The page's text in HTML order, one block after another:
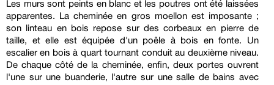
Les murs sont peints en blanc et les poutres ont été laissées
apparentes. La cheminée en gros moellon est imposante ;
son linteau en bois repose sur des corbeaux en pierre de
taille, et elle est équipée d'un poêle à bois en fonte. Un
escalier en bois à quart tournant conduit au deuxième niveau.
De chaque côté de la cheminée, enfin, deux portes ouvrent
l'une sur une buanderie, l'autre sur une salle de bains avec